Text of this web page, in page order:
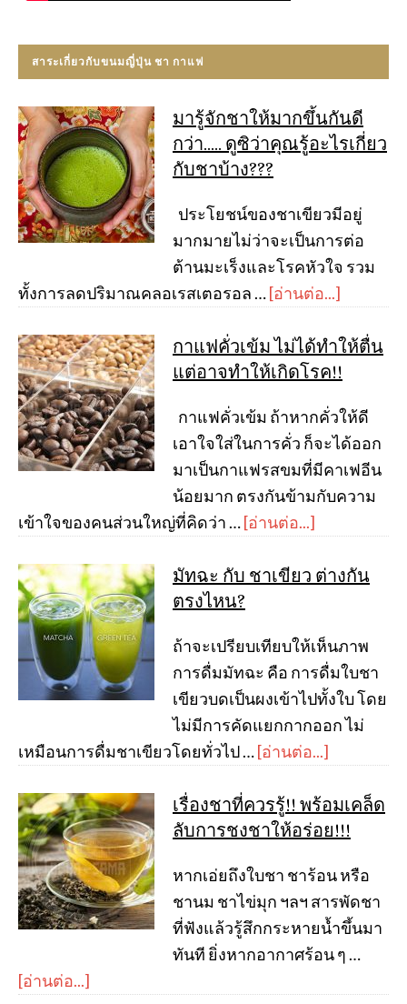
สาระเกี่ยวกับขนมญี่ปุ่น ชา กาแฟ
มารู้จักชาให้มากขึ้นกันดี
กว่า….. ดูซิว่าคุณรู้อะไรเกี่ยว
กับชาบ้าง???
ประโยชน์ของชาเขียวมีอยู่
มากมายไม่ว่าจะเป็นการต่อ
ต้านมะเร็งและโรคหัวใจ รวม
ทั้งการลดปริมาณคลอเรสเตอรอล …[อ่านต่อ...]
กาแฟคั่วเข้ม ไม่ได้ทำให้ตื่น
แต่อาจทำให้เกิดโรค!!
กาแฟคั่วเข้ม ถ้าหากคั่วให้ดี
เอาใจใส่ในการคั่ว ก็จะได้ออก
มาเป็นกาแฟรสขมที่มีคาเฟอีน
น้อยมาก ตรงกันข้ามกับความ
เข้าใจของคนส่วนใหญ่ที่คิดว่า …[อ่านต่อ...]
มัทฉะ กับ ชาเขียว ต่างกัน
ตรงไหน?
ถ้าจะเปรียบเทียบให้เห็นภาพ
การดื่มมัทฉะ คือ การดื่มใบชา
เขียวบดเป็นผงเข้าไปทั้งใบ โดย
ไม่มีการคัดแยกกากออก ไม่
เหมือนการดื่มชาเขียวโดยทั่วไป …[อ่านต่อ...]
เรื่องชาที่ควรรู้!! พร้อมเคล็ด
ลับการชงชาให้อร่อย!!!
หากเอ่ยถึงใบชา ชาร้อน หรือ
ชานม ชาไข่มุก ฯลฯ สารพัดชา
ที่ฟังแล้วรู้สึกกระหายน้ำขึ้นมา
ทันที ยิ่งหากอากาศร้อน ๆ …
[อ่านต่อ...]